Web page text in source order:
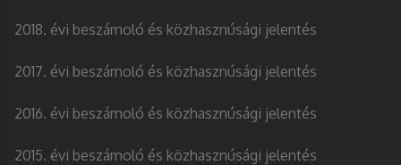
2018. évi beszámoló és közhasznúsági jelentés
2017. évi beszámoló és közhasznúsági jelentés
2016. évi beszámoló és közhasznúsági jelentés
2015. évi beszámoló és közhasznúsági jelentés